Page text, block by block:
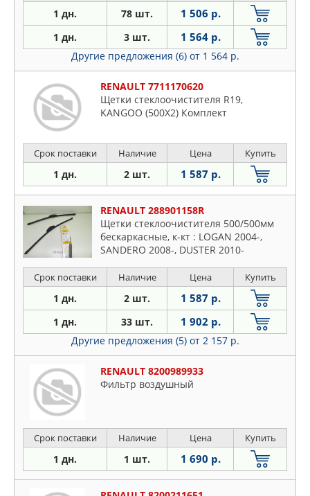
1 дн. 78 шт. 1 506 р.
1 дн. 3 шт. 1 564 р.
Другие предложения (6) от 1 564 р.
RENAULT 7711170620
Щетки стеклоочистителя R19,
KANGOO (500Х2) Комплект
Срок поставки Наличие Цена Купить
1 дн. 2 шт. 1 587 р.
RENAULT 288901158R
Щетки стеклоочистителя 500/500мм
бескаркасные, к-кт : LOGAN 2004-,
SANDERO 2008-, DUSTER 2010-
Срок поставки Наличие Цена Купить
1 дн. 2 шт. 1 587 р.
1 дн. 33 шт. 1 902 р.
Другие предложения (5) от 2 157 р.
RENAULT 8200989933
Фильтр воздушный
Срок поставки Наличие Цена Купить
1 дн. 1 шт. 1 690 р.